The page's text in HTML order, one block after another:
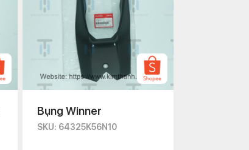
Bụng Winner
SKU: 64325K56N10